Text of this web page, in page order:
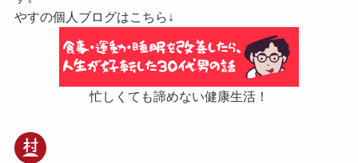
やすの個人ブログはこちら↓
忙しくても諦めない健康生活！